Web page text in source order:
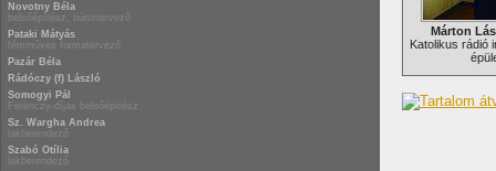
Novotny Béla
belsőépítész, bútortervező
Pataki Mátyás
fémműves formatervező
Pazár Béla
Rádóczy (f) László
Somogyi Pál
Ferenczy-díjas belsőépítész
Sz. Wargha Andrea
lakberendező
Szabó Otília
lakberendező
Márton
Katolikus rádió